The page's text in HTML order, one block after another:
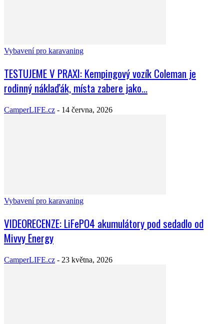
Vybavení pro karavaning
TESTUJEME V PRAXI: Kempingový vozík Coleman je
rodinný náklaďák, místa zabere jako...
CamperLIFE.cz - 14 června, 2026
Vybavení pro karavaning
VIDEORECENZE: LiFePO4 akumulátory pod sedadlo od
Mivvy Energy
CamperLIFE.cz - 23 května, 2026